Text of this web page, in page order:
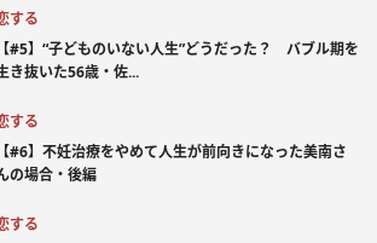
する
【#5】“子どものいない人生”どうだった？ バブル期を
き抜いた56歳・佐...
する
【#6】不妊治療をやめて人生が前向きになった美南さ
の場合・後編
する